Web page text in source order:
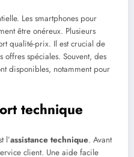
Les smartphones pour
être onéreux. Plusieurs
qualité-prix. Il est crucial de
spéciales. Souvent, des
disponibles, notamment pour
technique
l’assistance technique. Avant
client. Une aide facile